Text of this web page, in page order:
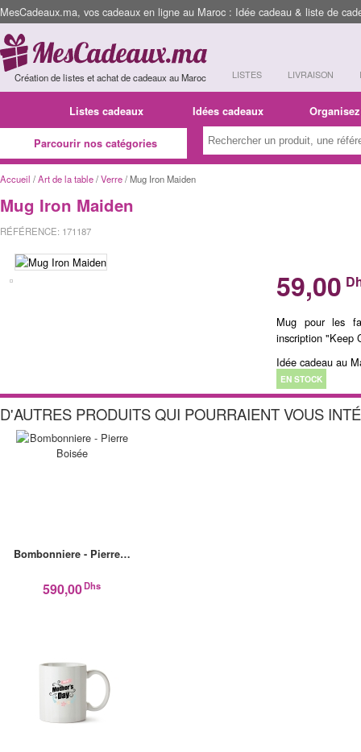
MesCadeaux.ma, vos cadeaux en ligne au Maroc : Idée cadeau & liste de
Création de listes et achat de cadeaux au Maroc LISTES LIVRAISON
Listes cadeaux Idées cadeaux
Parcourir nos catégories
Accueil /Art de la table/Verre/ Mug Iron Maiden
Mug Iron Maiden
RÉFÉRENCE: 171187
59,00
Mug pour les
inscription "Keep
Idée cadeau au
EN STOCK
D'AUTRES PRODUITS QUI POURRAIENT VOUS
Bombonniere - Pierre…
590,00Dhs